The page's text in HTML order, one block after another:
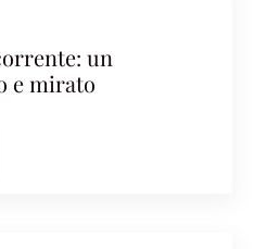
un
e mirato
UN APPROCCIO